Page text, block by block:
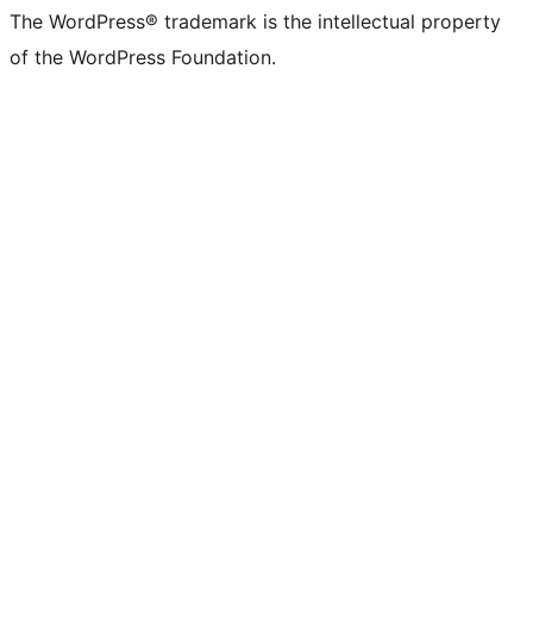
The WordPress® trademark is the intellectual property
of the WordPress Foundation.